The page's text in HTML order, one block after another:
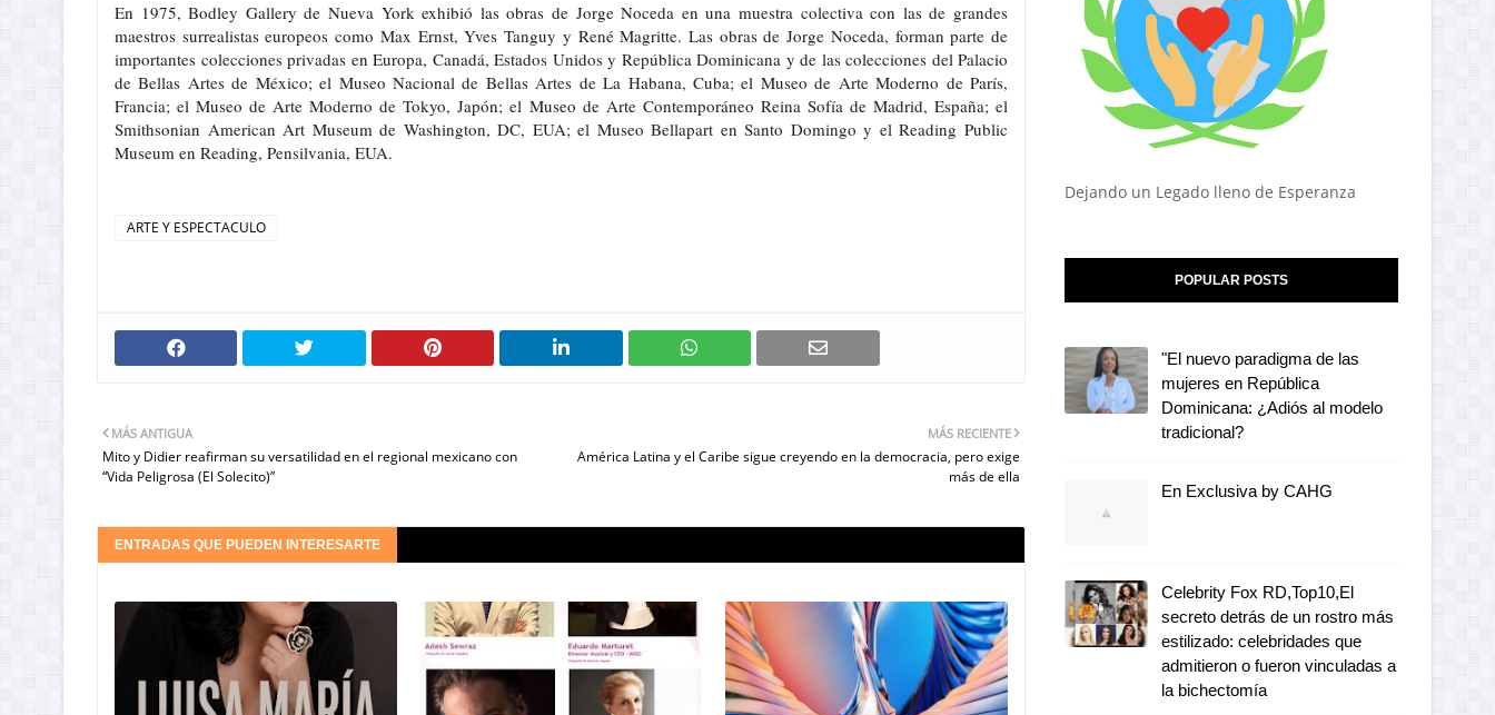
En 1975, Bodley Gallery de Nueva York exhibió las obras de Jorge Noceda en una muestra colectiva con las de grandes
maestros surrealistas europeos como Max Ernst, Yves Tanguy y René Magritte. Las obras de Jorge Noceda, forman parte de
importantes colecciones privadas en Europa, Canadá, Estados Unidos y República Dominicana y de las colecciones del Palacio
de Bellas Artes de México; el Museo Nacional de Bellas Artes de La Habana, Cuba; el Museo de Arte Moderno de París,
Francia; el Museo de Arte Moderno de Tokyo, Japón; el Museo de Arte Contemporáneo Reina Sofía de Madrid, España; el
Smithsonian American Art Museum de Washington, DC, EUA; el Museo Bellapart en Santo Domingo y el Reading Public
Museum en Reading, Pensilvania, EUA.
ARTE Y ESPECTACULO
MÁS RECIENTE
América Latina y el Caribe sigue creyendo en la democracia, pero exige
más de ella
MÁS ANTIGUA
Mito y Didier reafirman su versatilidad en el regional mexicano con
“Vida Peligrosa (El Solecito)”
ENTRADAS QUE PUEDEN INTERESARTE
Dejando un Legado lleno de Esperanza
POPULAR POSTS
"El nuevo paradigma de las
mujeres en República
Dominicana: ¿Adiós al modelo
tradicional?
En Exclusiva by CAHG
Celebrity Fox RD,Top10,El
secreto detrás de un rostro más
estilizado: celebridades que
admitieron o fueron vinculadas a
la bichectomía